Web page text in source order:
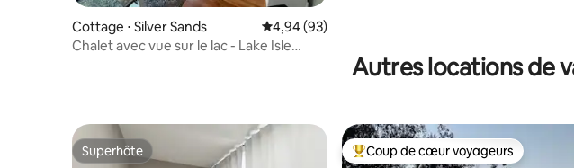
Cottage ⋅ Silver Sands Évaluation moyenne sur la base de 93
4,94 (93)
Chalet avec vue sur le lac - Lake Isle
Autres locations de
Superhôte
Superhôte Coups de cœur voyageurs les plus
Coup de cœur voyageurs